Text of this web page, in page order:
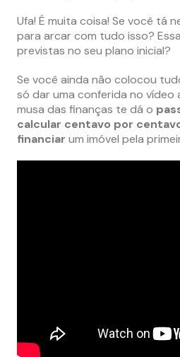
Ufa! É muita coisa! Se você tá
para arcar com tudo isso?
previstas no seu plano inicial?
Se você ainda não colocou
só dar uma conferida no vídeo
musa das finanças te dá o
calcular centavo por
financiar um imóvel pela